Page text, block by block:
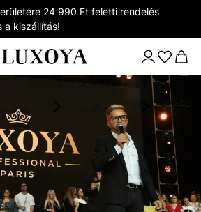
24 990 Ft feletti rendelés
a kiszállítás!
ÉLETMÓD